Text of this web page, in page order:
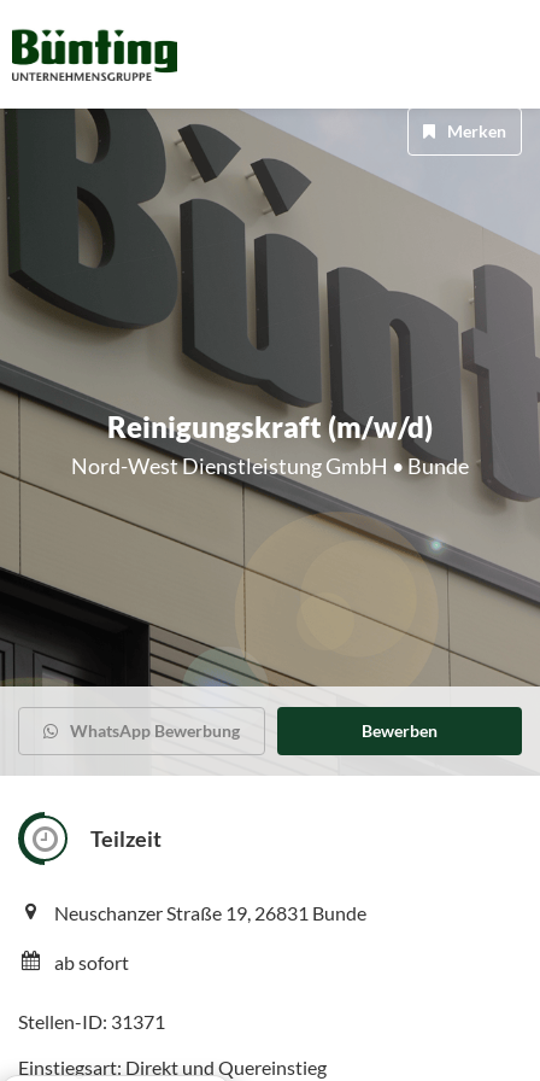
Reinigungskraft (m/w/d)
Nord-West Dienstleistung GmbH • Bunde
Merken
WhatsApp Bewerbung Bewerben
Teilzeit
Neuschanzer Straße 19, 26831 Bunde
ab sofort
Stellen-ID: 31371
Einstiegsart: Direkt und Quereinstieg